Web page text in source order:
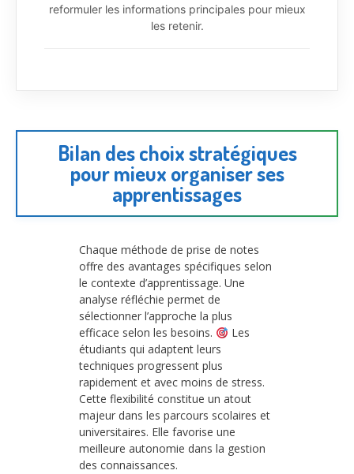
reformuler les informations principales pour mieux
les retenir.
Bilan des choix stratégiques
pour mieux organiser ses
apprentissages
Chaque méthode de prise de notes
offre des avantages spécifiques selon
le contexte d’apprentissage. Une
analyse réfléchie permet de
sélectionner l’approche la plus
efficace selon les besoins.
Les
étudiants qui adaptent leurs
techniques progressent plus
rapidement et avec moins de stress.
Cette flexibilité constitue un atout
majeur dans les parcours scolaires et
universitaires. Elle favorise une
meilleure autonomie dans la gestion
des connaissances.